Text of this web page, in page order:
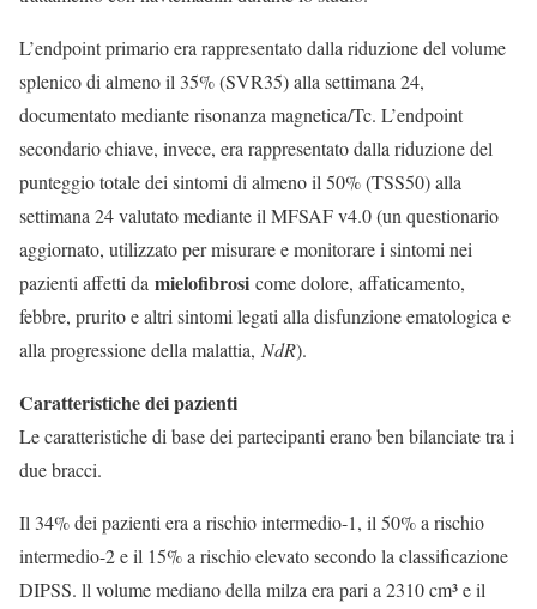
L’endpoint primario era rappresentato dalla riduzione del volume
splenico di almeno il 35% (SVR35) alla settimana 24,
documentato mediante risonanza magnetica/Tc. L’endpoint
secondario chiave, invece, era rappresentato dalla riduzione del
punteggio totale dei sintomi di almeno il 50% (TSS50) alla
settimana 24 valutato mediante il MFSAF v4.0 (un questionario
aggiornato, utilizzato per misurare e monitorare i sintomi nei
pazienti affetti da mielofibrosi come dolore, affaticamento,
febbre, prurito e altri sintomi legati alla disfunzione ematologica e
alla progressione della malattia, NdR).
Caratteristiche dei pazienti
Le caratteristiche di base dei partecipanti erano ben bilanciate tra i
due bracci.
Il 34% dei pazienti era a rischio intermedio-1, il 50% a rischio
intermedio-2 e il 15% a rischio elevato secondo la classificazione
DIPSS. ll volume mediano della milza era pari a 2310 cm³ e il